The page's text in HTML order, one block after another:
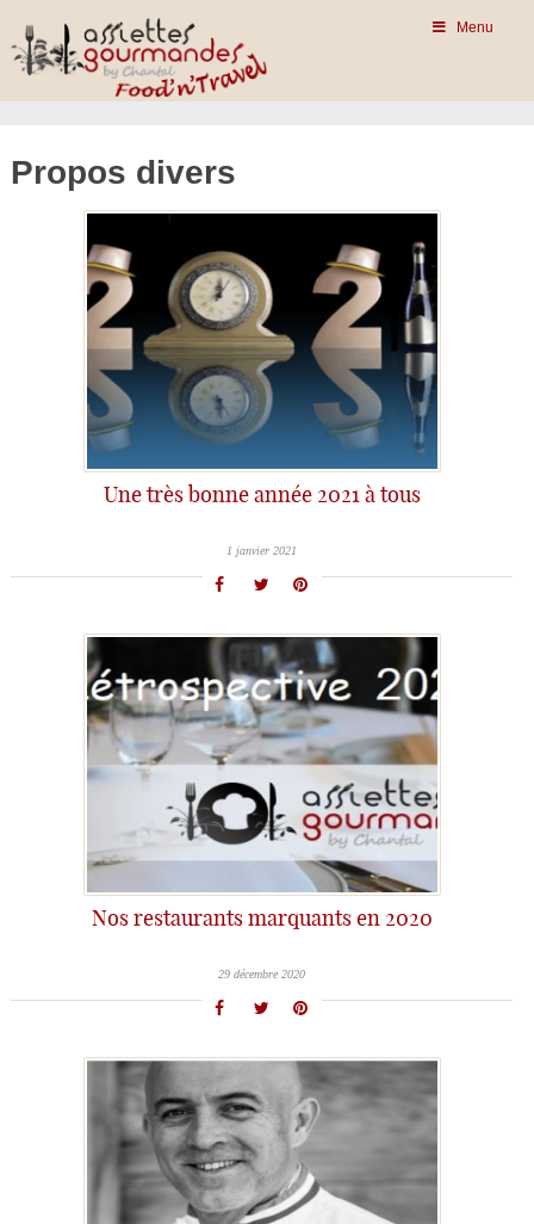
Menu
Propos divers
Une très bonne année 2021 à tous
1 janvier 2021
Nos restaurants marquants en 2020
29 décembre 2020